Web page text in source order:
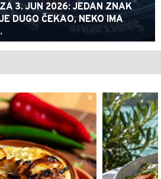
3. JUN 2026: JEDAN ZNAK
DUGO ČEKAO, NEKO IMA
0